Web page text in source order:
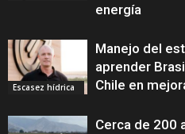
energía
Escasez hídrica
Manejo del
aprender
Chile en
Cerca de 200